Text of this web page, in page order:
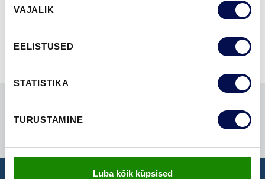
valik
VAJALIK
EELISTUSED
STATISTIKA
TURUSTAMINE
Luba kõik küpsised
NÄITA KÕIKI